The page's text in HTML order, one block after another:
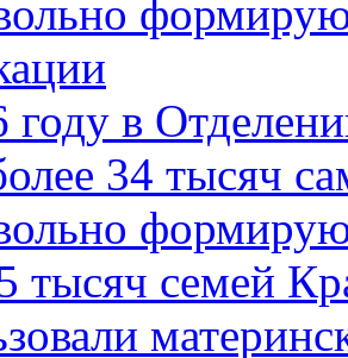
году в
34 тысяч
тысяч семей